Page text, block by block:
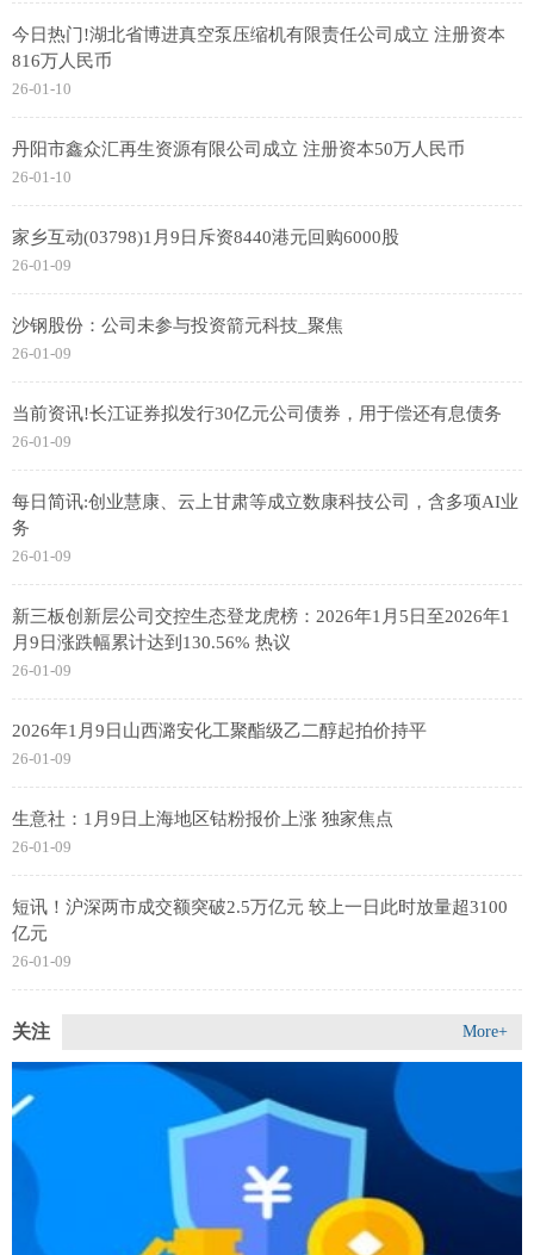
今日热门!湖北省博进真空泵压缩机有限责任公司成立 注册资本
816万人民币
26-01-10
丹阳市鑫众汇再生资源有限公司成立 注册资本50万人民币
26-01-10
家乡互动(03798)1月9日斥资8440港元回购6000股
26-01-09
沙钢股份：公司未参与投资箭元科技_聚焦
26-01-09
当前资讯!长江证券拟发行30亿元公司债券，用于偿还有息债务
26-01-09
每日简讯:创业慧康、云上甘肃等成立数康科技公司，含多项AI业
务
26-01-09
新三板创新层公司交控生态登龙虎榜：2026年1月5日至2026年1
月9日涨跌幅累计达到130.56% 热议
26-01-09
2026年1月9日山西潞安化工聚酯级乙二醇起拍价持平
26-01-09
生意社：1月9日上海地区钴粉报价上涨 独家焦点
26-01-09
短讯！沪深两市成交额突破2.5万亿元 较上一日此时放量超3100
亿元
26-01-09
关注 More+